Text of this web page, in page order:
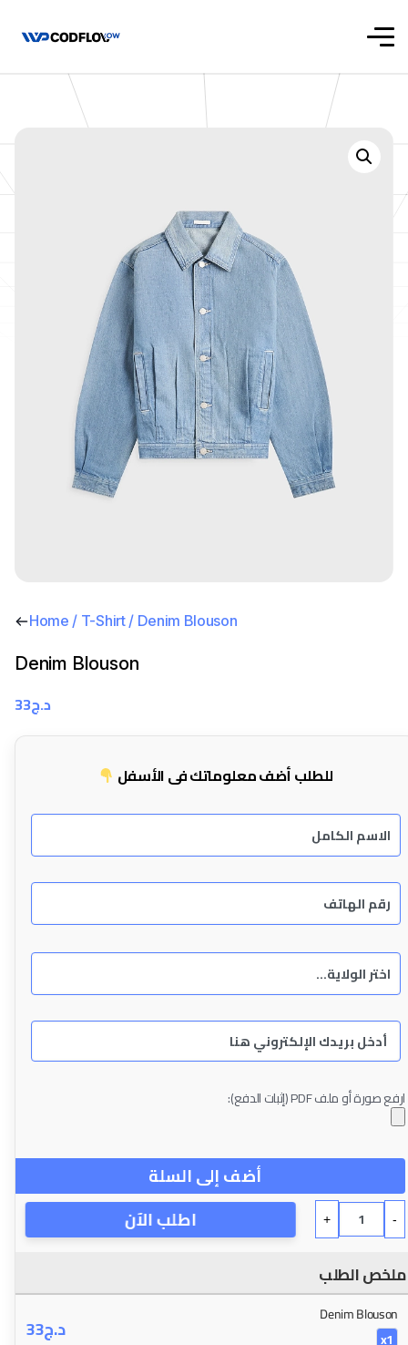
Home / T-Shirt/ Denim Blouson
Denim Blouson
د.ج33
للطلب أضف معلوماتك في الأسفل
ارفع صورة أو ملف PDF (إثبات الدفع):
أضف إلى السلة
-
+ اطلب الآن
ملخص الطلب
Denim Blouson
x1
د.ج33